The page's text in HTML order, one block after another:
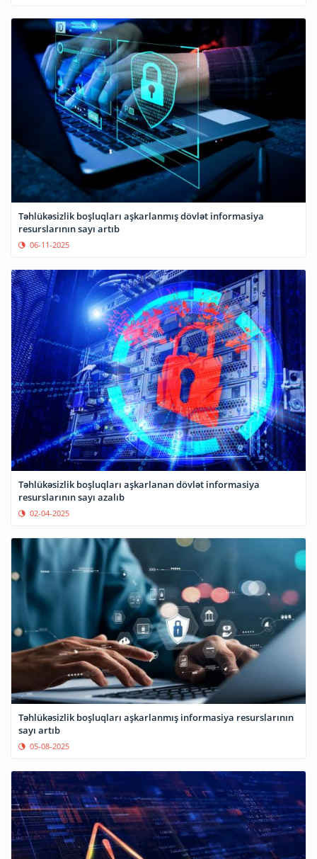
Təhlükəsizlik boşluqları aşkarlanmış dövlət informasiya
resurslarının sayı artıb
06-11-2025
Təhlükəsizlik boşluqları aşkarlanan dövlət informasiya
resurslarının sayı azalıb
02-04-2025
Təhlükəsizlik boşluqları aşkarlanmış informasiya resurslarının
sayı artıb
05-08-2025